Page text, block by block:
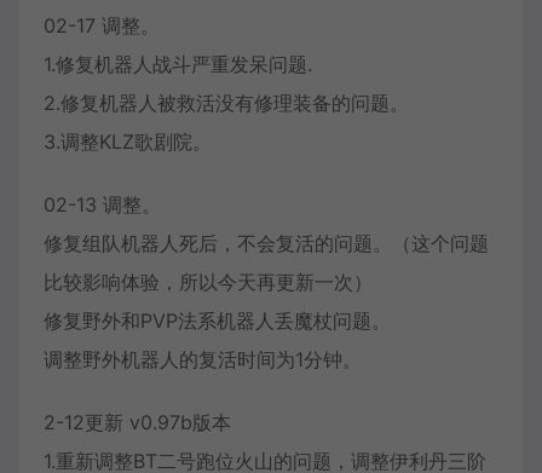
02-17 调整。
1.修复机器人战斗严重发呆问题.
2.修复机器人被救活没有修理装备的问题。
3.调整KLZ歌剧院。
02-13 调整。
修复组队机器人死后，不会复活的问题。（这个问题
比较影响体验，所以今天再更新一次）
修复野外和PVP法系机器人丢魔杖问题。
调整野外机器人的复活时间为1分钟。
2-12更新 v0.97b版本
1.重新调整BT二号跑位火山的问题，调整伊利丹三阶